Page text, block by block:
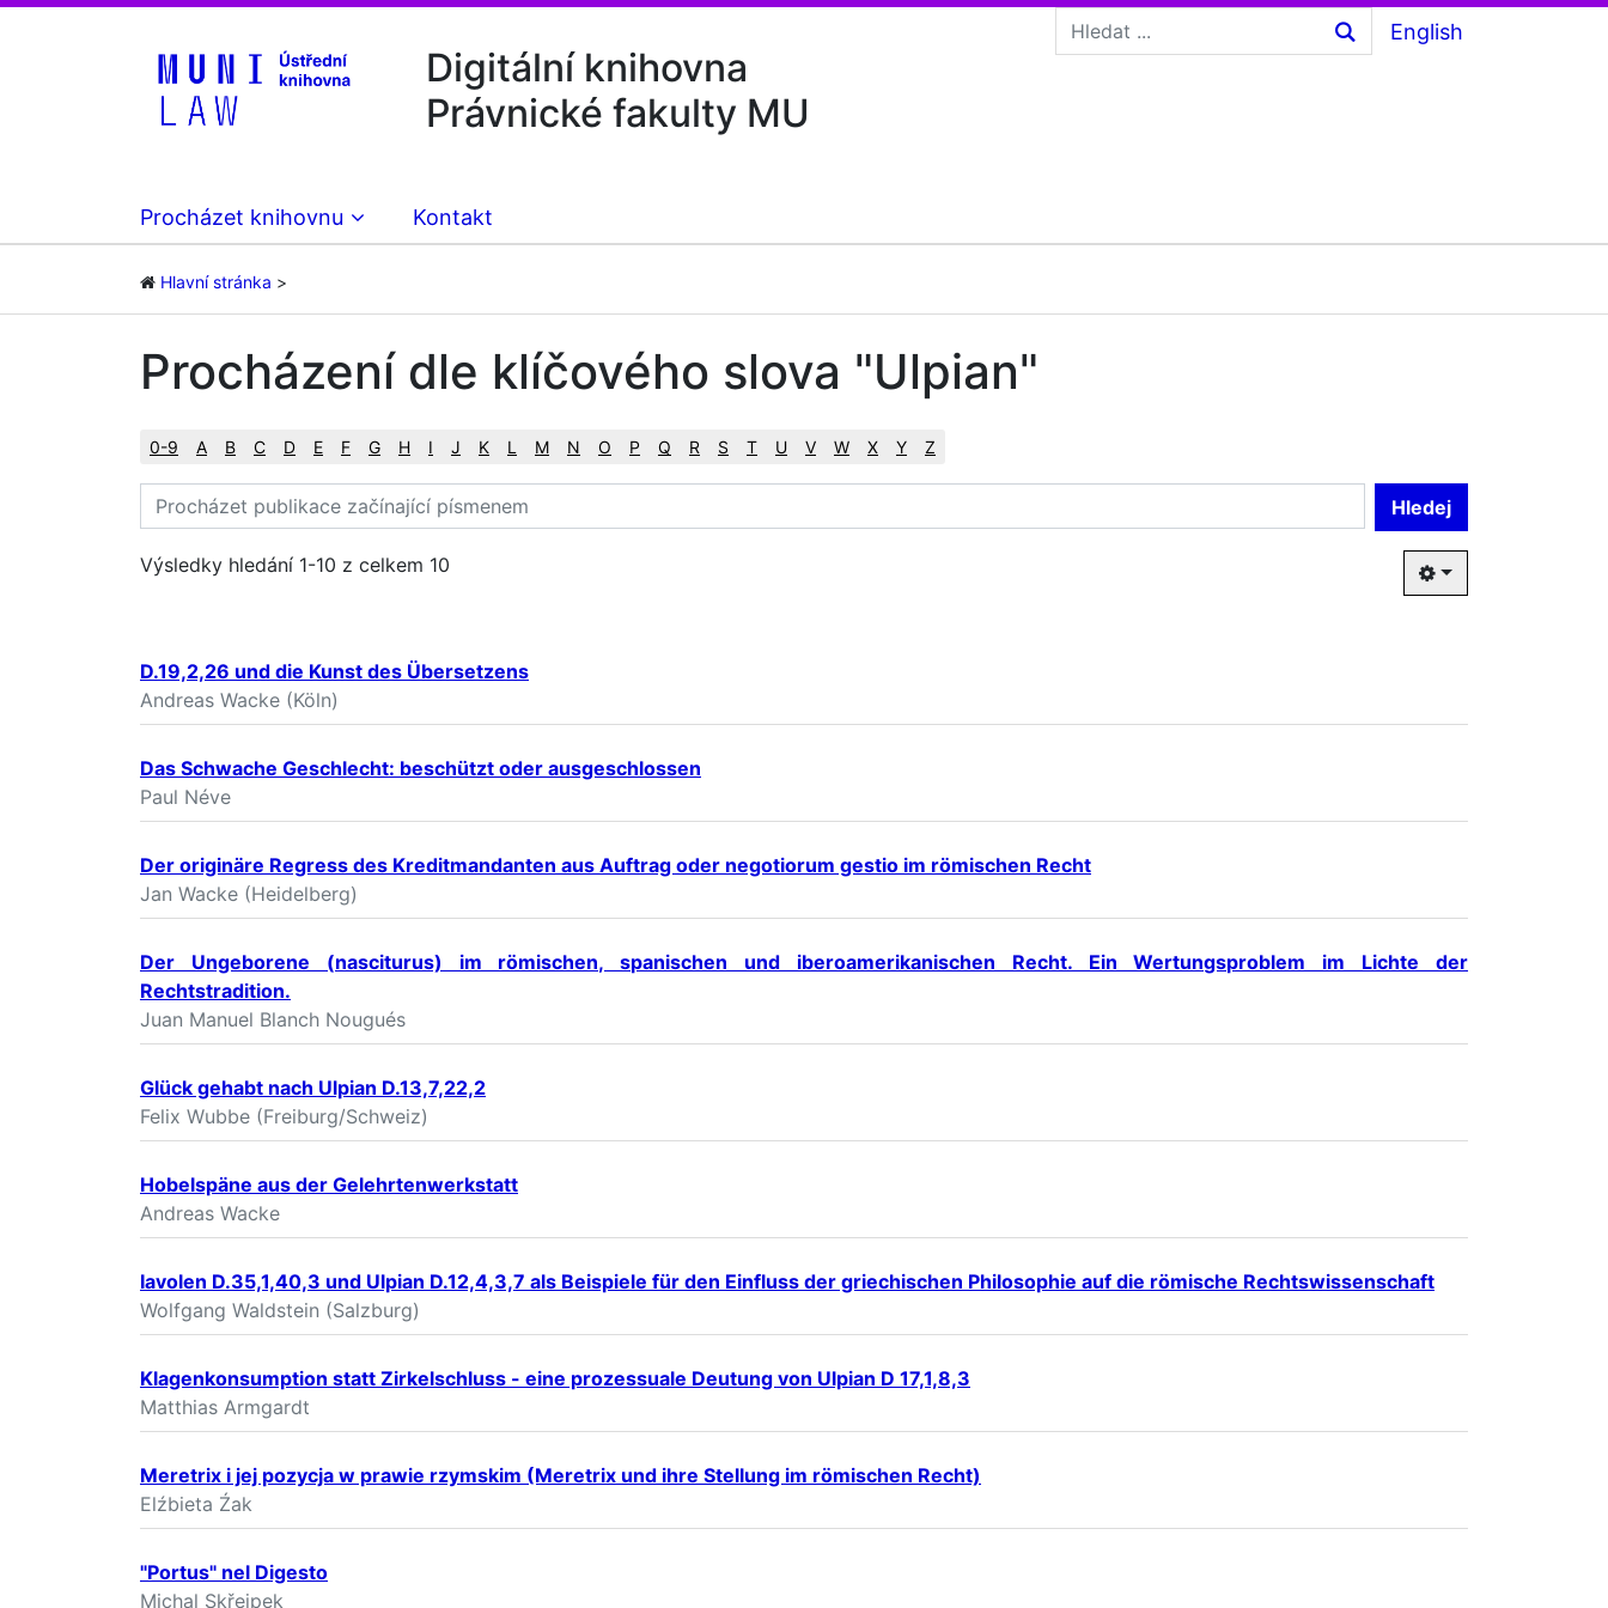
Digitální knihovna
Právnické fakulty MU
English
Procházet knihovnu Kontakt
Hlavní stránka
Procházení dle klíčového slova "Ulpian"
0-9 A B C D E F G H I J K L M N O P Q R S T U V W X Y Z
Hledej
Výsledky hledání 1-10 z celkem 10
D.19,2,26 und die Kunst des Übersetzens
Andreas Wacke (Köln)
Das Schwache Geschlecht: beschützt oder ausgeschlossen
Paul Néve
Der originäre Regress des Kreditmandanten aus Auftrag oder negotiorum gestio im römischen Recht
Jan Wacke (Heidelberg)
Der Ungeborene (nasciturus) im römischen, spanischen und iberoamerikanischen Recht. Ein Wertungsproblem im Lichte der
Rechtstradition.
Juan Manuel Blanch Nougués
Glück gehabt nach Ulpian D.13,7,22,2
Felix Wubbe (Freiburg/Schweiz)
Hobelspäne aus der Gelehrtenwerkstatt
Andreas Wacke
Iavolen D.35,1,40,3 und Ulpian D.12,4,3,7 als Beispiele für den Einfluss der griechischen Philosophie auf die römische Rechtswissenschaft
Wolfgang Waldstein (Salzburg)
Klagenkonsumption statt Zirkelschluss - eine prozessuale Deutung von Ulpian D 17,1,8,3
Matthias Armgardt
Meretrix i jej pozycja w prawie rzymskim (Meretrix und ihre Stellung im römischen Recht)
Elźbieta Źak
"Portus" nel Digesto
Michal Skřejpek